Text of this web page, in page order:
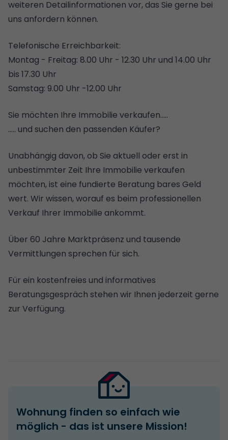
weiteren Detailinformationen vor, das Sie gerne bei
uns anfordern können.
Telefonische Erreichbarkeit:
Montag - Freitag: 8.00 Uhr - 12.30 Uhr und 14.00 Uhr
bis 17.30 Uhr
Samstag: 9.00 Uhr -12.00 Uhr
Sie möchten Ihre Immobilie verkaufen.....
..... und suchen den passenden Käufer?
Unabhängig davon, ob Sie aktuell oder erst in
unbestimmter Zeit Ihre Immobilie verkaufen
möchten, ist eine fundierte Beratung bares Geld
wert. Wir wissen, worauf es beim professionellen
Verkauf Ihrer Immobilie ankommt.
Über 60 Jahre Marktpräsenz und tausende
Vermittlungen sprechen für sich.
Für ein kostenfreies und informatives
Beratungsgespräch stehen wir Ihnen jederzeit gerne
zur Verfügung.
Wohnung finden so einfach wie
möglich - das ist unsere Mission!